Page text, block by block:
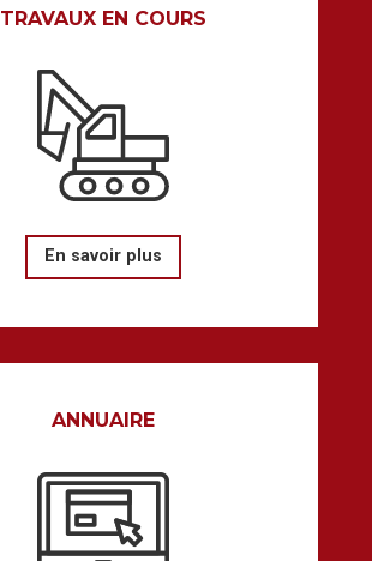
TRAVAUX EN COURS
En savoir plus
ANNUAIRE